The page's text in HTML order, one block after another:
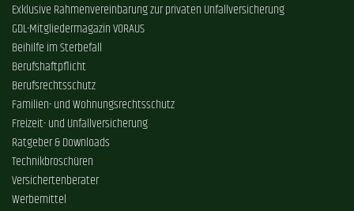
Exklusive Rahmenvereinbarung zur privaten Unfallversicherung
GDL-Mitgliedermagazin VORAUS
Beihilfe im Sterbefall
Berufshaftpflicht
Berufsrechtsschutz
Familien- und Wohnungsrechtsschutz
Freizeit- und Unfallversicherung
Ratgeber & Downloads
Technikbroschüren
Versichertenberater
Werbemittel